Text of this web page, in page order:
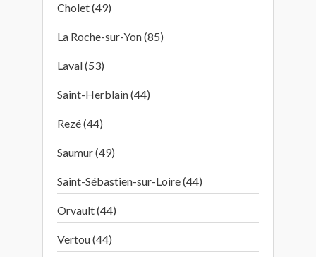
Cholet (49)
La Roche-sur-Yon (85)
Laval (53)
Saint-Herblain (44)
Rezé (44)
Saumur (49)
Saint-Sébastien-sur-Loire (44)
Orvault (44)
Vertou (44)